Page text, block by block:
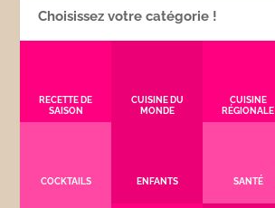
Choisissez votre catégorie !
RECETTE DE
SAISON
CUISINE DU
MONDE
CUISINE
RÉGIONALE
COCKTAILS ENFANTS SANTÉ